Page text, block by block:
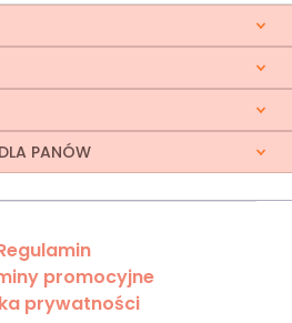
PANÓW
promocyjne
prywatności